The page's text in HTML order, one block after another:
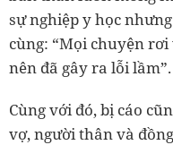
sự nghiệp y học
cùng: “Mọi chuyện
nên đã gây ra lỗi lầm”.
Cùng với đó, bị cáo
vợ, người thân và